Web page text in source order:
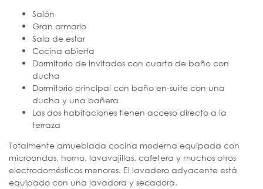
Salón
Gran armario
Sala de estar
Cocina abierta
Dormitorio de invitados con cuarto de baño con
ducha
Dormitorio principal con baño en-suite con una
ducha y una bañera
Las dos habitaciones tienen acceso directo a la
terraza
Totalmente amueblada cocina moderna equipada con
microondas, horno, lavavajillas, cafetera y muchos otros
electrodomésticos menores. El lavadero adyacente está
equipado con una lavadora y secadora.